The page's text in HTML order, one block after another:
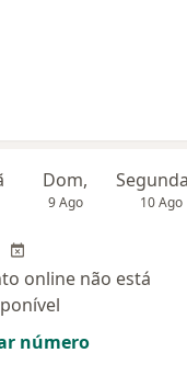
Dom,
9 Ago 10 Ago
online não está
número